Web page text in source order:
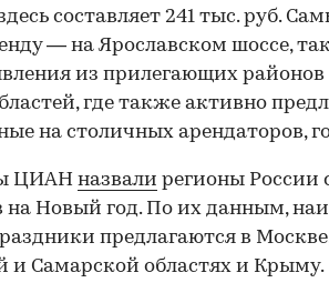
составляет 241 тыс. руб.
— на Ярославском шоссе,
из прилегающих
где также активно
на столичных арендаторов,
ЦИАН назвали регионы России
Новый год. По их данным,
предлагаются в
и Самарской областях и Крыму.